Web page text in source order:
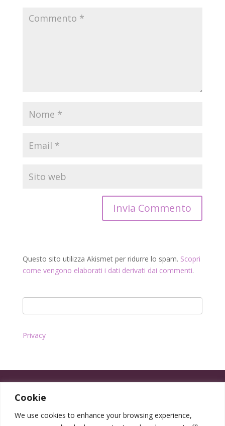
Cookie
We use cookies to enhance your browsing experience,
Questo sito utilizza Akismet per ridurre lo spam. Scopri
come vengono elaborati i dati derivati dai commenti.
Privacy